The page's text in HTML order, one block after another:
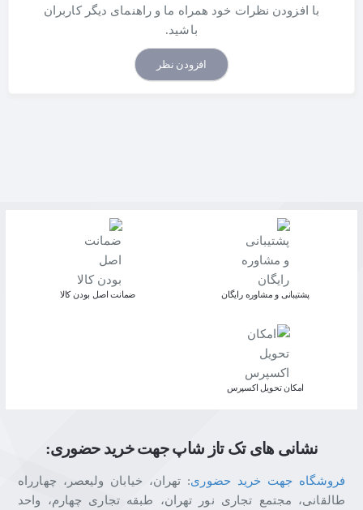
با افزودن نظرات خود همراه ما و راهنمای دیگر کاربران
باشید.
افزودن نظر
پشتیبانی و مشاوره رایگان ﺿﻤﺎﻧﺖ اﺻﻞ ﺑﻮدن ﮐﺎﻟﺎ
اﻣﮑﺎن ﺗﺤﻮﯾﻞ اﮐﺴﭙﺮس
نشانی های تک تاز شاپ جهت خرید حضوری:
فروشگاه جهت خرید حضوری: تهران، خیابان ولیعصر، چهارراه
طالقانی، مجتمع تجاری نور تهران، طبقه تجاری چهارم، واحد